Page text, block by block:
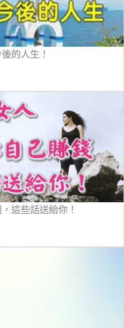
的人生！
這些話送給你！